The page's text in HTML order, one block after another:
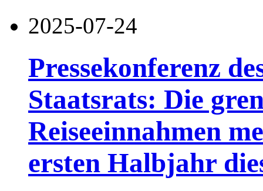
2025-07-24
Pressekonferenz
Staatsrats: Die
Reiseeinnahmen
ersten Halbjahr